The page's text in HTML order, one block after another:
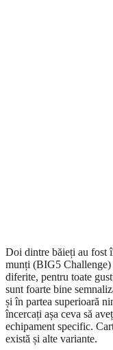
Doi dintre băieți au fost
munți (BIG5 Challenge)
diferite, pentru toate
sunt foarte bine
și în partea superioară
încercați așa ceva să
echipament specific.
există și alte variante.